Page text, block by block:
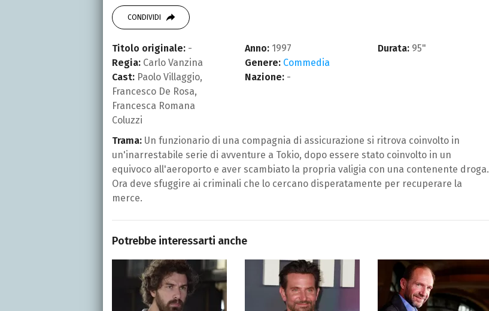
CONDIVIDI
Titolo originale: -
Regia: Carlo Vanzina
Cast: Paolo Villaggio,
Francesco De Rosa,
Francesca Romana
Coluzzi
Anno: 1997
Genere: Commedia
Nazione: -
Durata: 95"
Trama: Un funzionario di una compagnia di assicurazione si ritrova coinvolto in
un'inarrestabile serie di avventure a Tokio, dopo essere stato coinvolto in un
equivoco all'aeroporto e aver scambiato la propria valigia con una contenente droga.
Ora deve sfuggire ai criminali che lo cercano disperatamente per recuperare la
merce.
Potrebbe interessarti anche